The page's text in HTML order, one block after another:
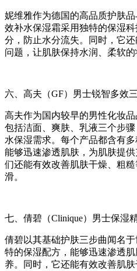
妮维雅作为德国的高品质护肤
效补水保湿霜采用独特的保湿
分，防止水分流失。同时，它
问题，让肌肤保持水润、柔软的
六、高夫（GF）男士锐智多效
高夫作为国内较早的男性化妆
包括洁面、爽肤、乳液三个步
水保湿需求。每个产品都含有
能够迅速渗透肌肤，为肌肤提
们还能有效改善肌肤干燥、粗
滑。
七、倩碧（Clinique）男士保湿
倩碧以其基础护肤三步曲闻名
特的保湿配方，能够迅速渗透
养。同时，它还能有效改善肌